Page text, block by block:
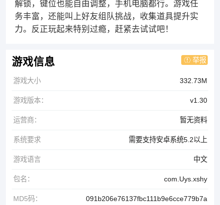
解锁，键位也能自由调整，手机电脑都行。游戏任
务丰富，还能叫上好友组队挑战，收集道具提升实
力。反正玩起来特别过瘾，赶紧去试试吧！
游戏信息 举报
游戏大小 332.73M
游戏版本： v1.30
运营商： 暂无资料
系统要求 需要支持安卓系统5.2以上
游戏语言 中文
包名： com.Uys.xshy
MD5码： 091b206e76137fbc111b9e6cce779b7a